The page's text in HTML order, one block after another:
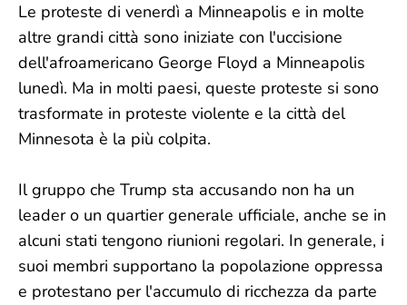
Le proteste di venerdì a Minneapolis e in molte
altre grandi città sono iniziate con l'uccisione
dell'afroamericano George Floyd a Minneapolis
lunedì. Ma in molti paesi, queste proteste si sono
trasformate in proteste violente e la città del
Minnesota è la più colpita.
Il gruppo che Trump sta accusando non ha un
leader o un quartier generale ufficiale, anche se in
alcuni stati tengono riunioni regolari. In generale, i
suoi membri supportano la popolazione oppressa
e protestano per l'accumulo di ricchezza da parte